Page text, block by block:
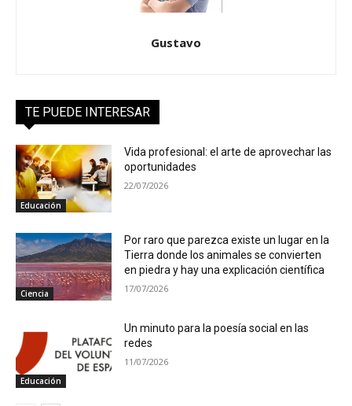
Gustavo
TE PUEDE INTERESAR
Educación
Vida profesional: el arte de aprovechar las
oportunidades
22/07/2026
Ciencia
Por raro que parezca existe un lugar en la
Tierra donde los animales se convierten
en piedra y hay una explicación científica
17/07/2026
Educación
Un minuto para la poesía social en las
redes
11/07/2026